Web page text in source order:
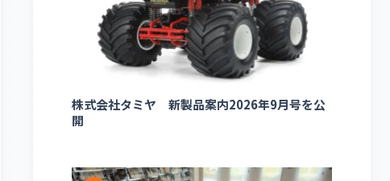
株式会社タミヤ 新製品案内2026年9月号を公
開